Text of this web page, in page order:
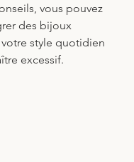
vous pouvez
des bijoux
style quotidien
excessif.